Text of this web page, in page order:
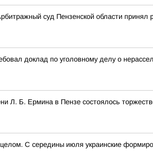
суд Пензенской области
доклад по уголовному делу о
Л. Б. Ермина в Пензе состоялось
С середины июля украинские